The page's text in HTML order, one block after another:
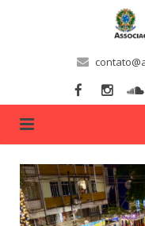
Home
Sobre Nós